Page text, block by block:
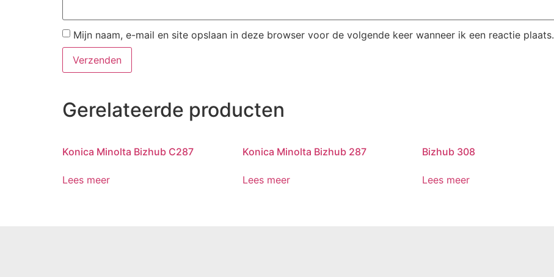
Mijn naam, e-mail en site opslaan in deze browser voor de volgende keer wanneer ik een reactie plaats.
Gerelateerde producten
Konica Minolta Bizhub C287
Lees meer
Konica Minolta Bizhub 287
Lees meer
Bizhub 308
Lees meer